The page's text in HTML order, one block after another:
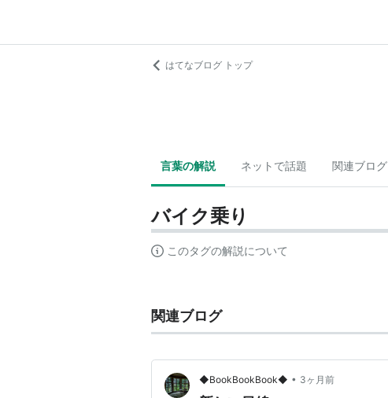
はてなブログ トップ
言葉の解説 ネットで話題 関連ブログ
バイク乗り
このタグの解説について
関連ブログ
◆BookBookBook◆ • 3ヶ月前